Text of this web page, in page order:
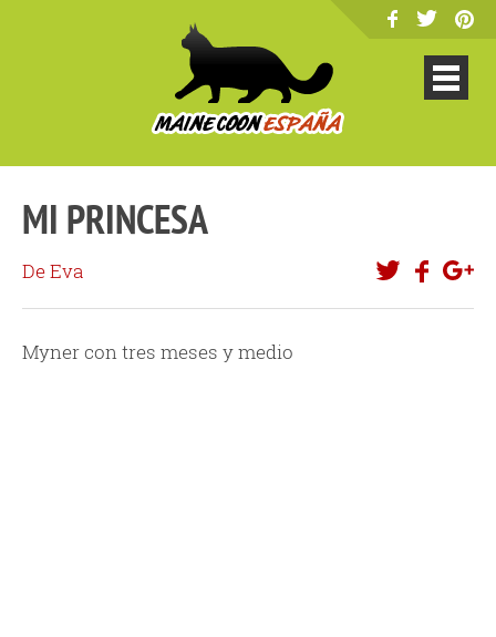
MI PRINCESA
De Eva
Myner con tres meses y medio